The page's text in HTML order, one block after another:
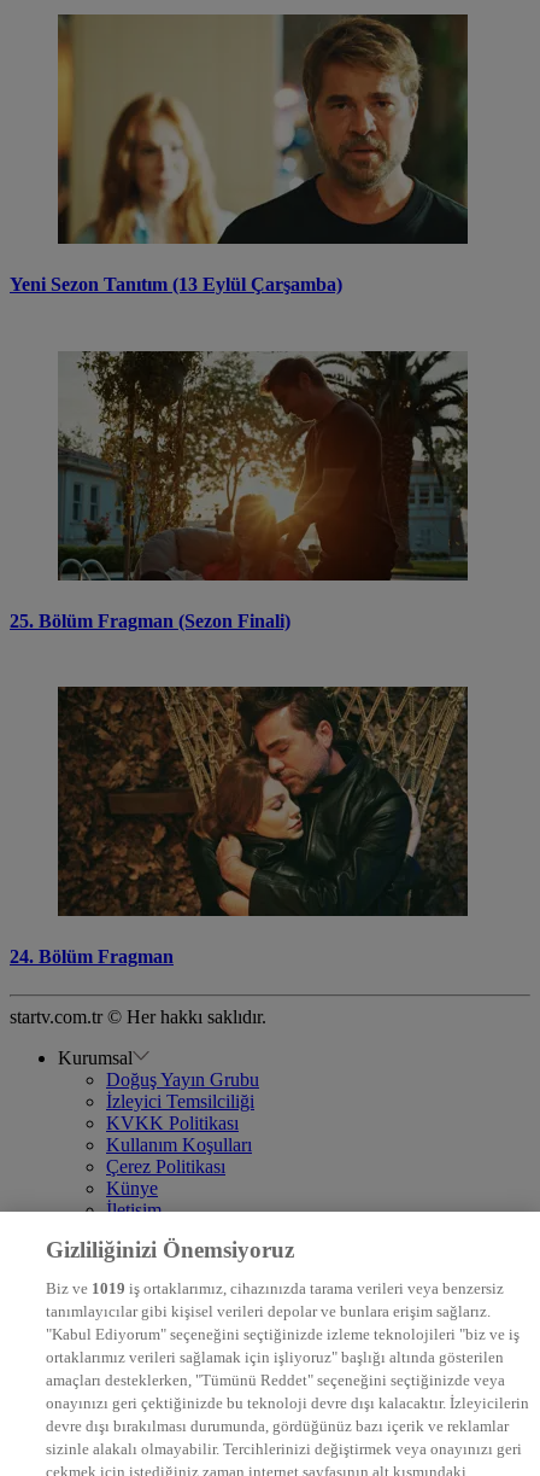
Yeni Sezon Tanıtım (13 Eylül Çarşamba)
25. Bölüm Fragman (Sezon Finali)
24. Bölüm Fragman
startv.com.tr © Her hakkı saklıdır.
Kurumsal
Doğuş Yayın Grubu
İzleyici Temsilciliği
KVKK Politikası
Kullanım Koşulları
Çerez Politikası
Künye
İletişim
DYG Televizyonlar
STAR
EURO STAR
KRAL POP TV
DYG Radyolar
NTV RADYO
KRAL FM
KRAL POP
EKSEN
VOYAGE
Gizliliğinizi Önemsiyoruz
Biz ve 1019 iş ortaklarımız, cihazınızda tarama verileri veya benzersiz
tanımlayıcılar gibi kişisel verileri depolar ve bunlara erişim sağlarız.
"Kabul Ediyorum" seçeneğini seçtiğinizde izleme teknolojileri "biz ve iş
ortaklarımız verileri sağlamak için işliyoruz" başlığı altında gösterilen
amaçları desteklerken, "Tümünü Reddet" seçeneğini seçtiğinizde veya
onayınızı geri çektiğinizde bu teknoloji devre dışı kalacaktır. İzleyicilerin
devre dışı bırakılması durumunda, gördüğünüz bazı içerik ve reklamlar
sizinle alakalı olmayabilir. Tercihlerinizi değiştirmek veya onayınızı geri
çekmek için istediğiniz zaman internet sayfasının alt kısmındaki